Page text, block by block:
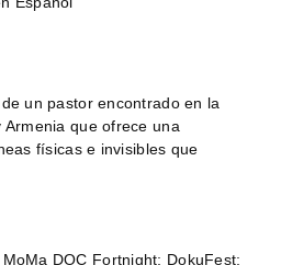
un pastor encontrado en la
que ofrece una
físicas e invisibles que
DOC Fortnight; DokuFest;